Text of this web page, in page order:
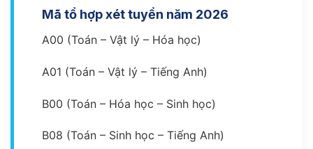
Mã tổ hợp xét tuyển năm 2026
A00 (Toán – Vật lý – Hóa học)
A01 (Toán – Vật lý – Tiếng Anh)
B00 (Toán – Hóa học – Sinh học)
B08 (Toán – Sinh học – Tiếng Anh)